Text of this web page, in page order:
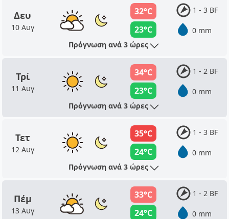
Δευ
10 Αυγ
32°C
23°C
1 - 3 BF
0 mm
Πρόγνωση ανά 3 ώρες
Τρί
11 Αυγ
34°C
23°C
1 - 2 BF
0 mm
Πρόγνωση ανά 3 ώρες
Τετ
12 Αυγ
35°C
24°C
1 - 3 BF
0 mm
Πρόγνωση ανά 3 ώρες
Πέμ
13 Αυγ
33°C
24°C
1 - 2 BF
0 mm